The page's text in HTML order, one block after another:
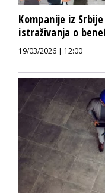
Kompanije iz
istraživanja o
19/03/2026 | 12:00